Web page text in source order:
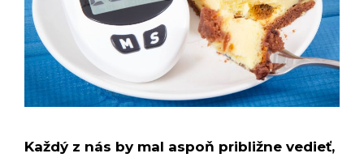
Každý z nás by mal aspoň približne vedieť,